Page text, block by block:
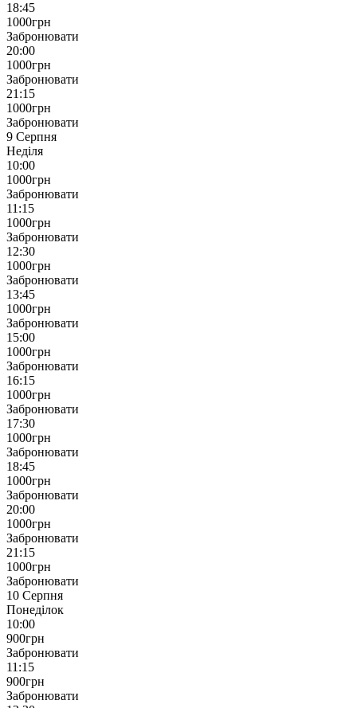
18:45
1000грн
Забронювати
20:00
1000грн
Забронювати
21:15
1000грн
Забронювати
9 Серпня
Неділя
10:00
1000грн
Забронювати
11:15
1000грн
Забронювати
12:30
1000грн
Забронювати
13:45
1000грн
Забронювати
15:00
1000грн
Забронювати
16:15
1000грн
Забронювати
17:30
1000грн
Забронювати
18:45
1000грн
Забронювати
20:00
1000грн
Забронювати
21:15
1000грн
Забронювати
10 Серпня
Понеділок
10:00
900грн
Забронювати
11:15
900грн
Забронювати